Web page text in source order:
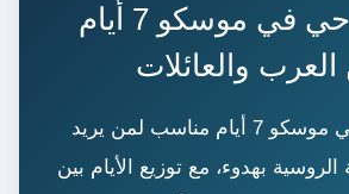
برنامج سياحي في موسكو 7 أيام
والعائلات
برنامج سياحي في موسكو 7 أيام مناسب لمن يريد
بهدوء، مع توزيع الأيام بين